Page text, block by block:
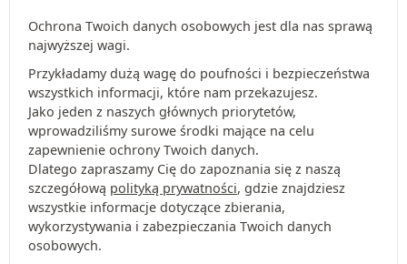
Ochrona Twoich danych osobowych jest dla nas sprawą
najwyższej wagi.
Przykładamy dużą wagę do poufności i bezpieczeństwa
wszystkich informacji, które nam przekazujesz.
Jako jeden z naszych głównych priorytetów,
wprowadziliśmy surowe środki mające na celu
zapewnienie ochrony Twoich danych.
Dlatego zapraszamy Cię do zapoznania się z naszą
szczegółową polityką prywatności, gdzie znajdziesz
wszystkie informacje dotyczące zbierania,
wykorzystywania i zabezpieczania Twoich danych
osobowych.